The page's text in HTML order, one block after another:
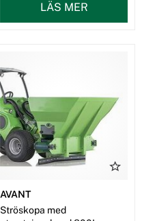
LÄS MER
AVANT
Ströskopa med